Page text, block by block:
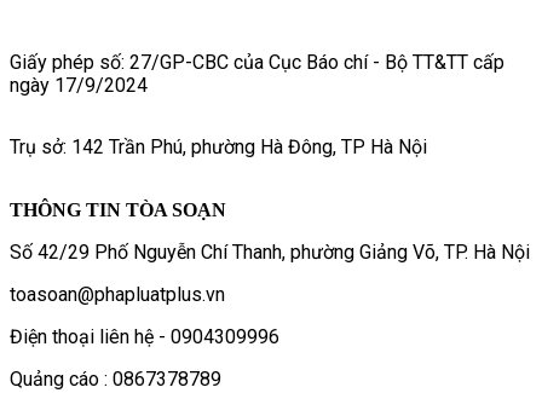
Giấy phép số: 27/GP-CBC của Cục Báo chí - Bộ TT&TT cấp
ngày 17/9/2024
Trụ sở: 142 Trần Phú, phường Hà Đông, TP Hà Nội
THÔNG TIN TÒA SOẠN
Số 42/29 Phố Nguyễn Chí Thanh, phường Giảng Võ, TP. Hà Nội
toasoan@phapluatplus.vn
Điện thoại liên hệ - 0904309996
Quảng cáo : 0867378789